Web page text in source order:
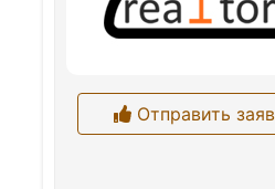
Отправить